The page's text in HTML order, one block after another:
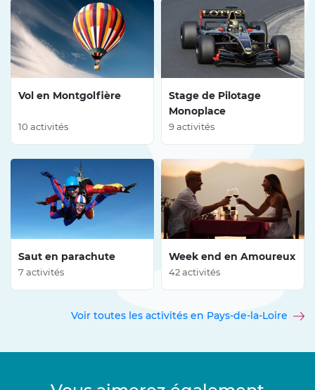
Vol en Montgolfière
10 activités
Stage de Pilotage
Monoplace
9 activités
Saut en parachute
7 activités
Week end en Amoureux
42 activités
Voir toutes les activités en Pays-de-la-Loire